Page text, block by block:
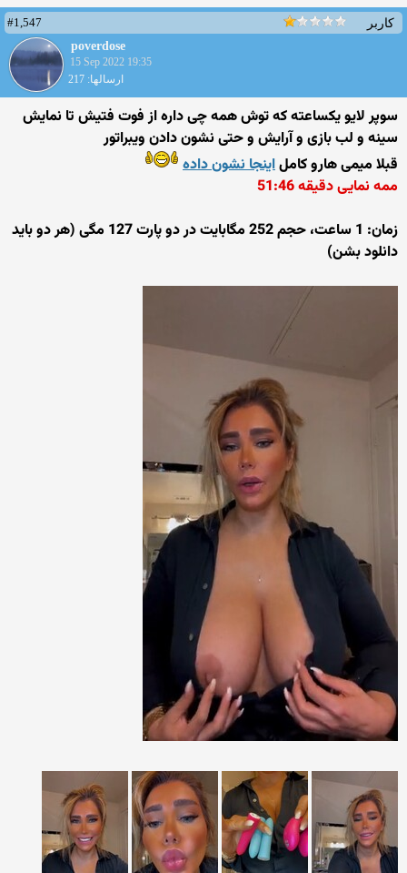
کاربر
#1,547
poverdose
15 Sep 2022 19:35
ارسالها: 217
سوپر لایو یکساعته که توش همه چی داره از فوت فتیش تا نمایش
سینه و لب بازی و آرایش و حتی نشون دادن ویبراتور
قبلا میمی هارو کاملاینجا نشون داده
ممه نمایی دقیقه 51:46
زمان: 1 ساعت، حجم 252 مگابایت در دو پارت 127 مگی (هر دو باید
دانلود بشن)